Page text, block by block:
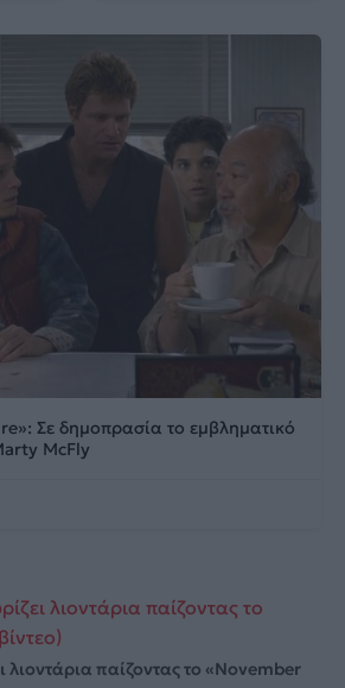
Σε δημοπρασία το εμβληματικό
McFly
λιοντάρια παίζοντας το «November